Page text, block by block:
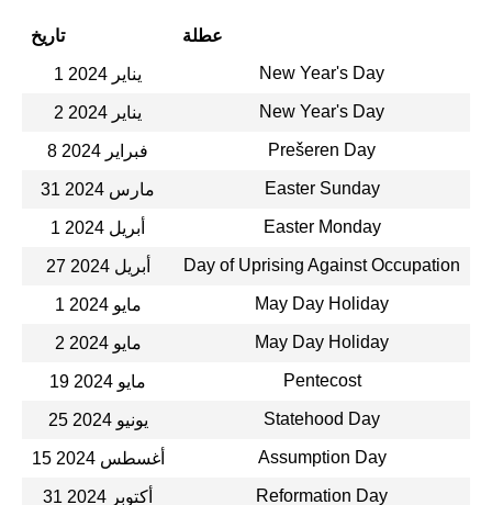
تاريخ عطلة
1 يناير 2024 New Year's Day
2 يناير 2024 New Year's Day
8 فبراير 2024 Prešeren Day
31 مارس 2024 Easter Sunday
1 أبريل 2024 Easter Monday
27 أبريل 2024 Day of Uprising Against Occupation
1 مايو 2024 May Day Holiday
2 مايو 2024 May Day Holiday
19 مايو 2024 Pentecost
25 يونيو 2024 Statehood Day
15 أغسطس 2024 Assumption Day
31 أكتوبر 2024 Reformation Day